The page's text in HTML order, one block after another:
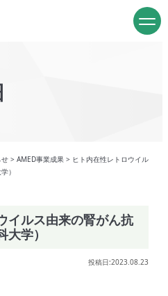
> AMED事業成果 > ヒト内在性レトロウイル
）
イルス由来の腎がん抗
学）
投稿日:2023.08.23